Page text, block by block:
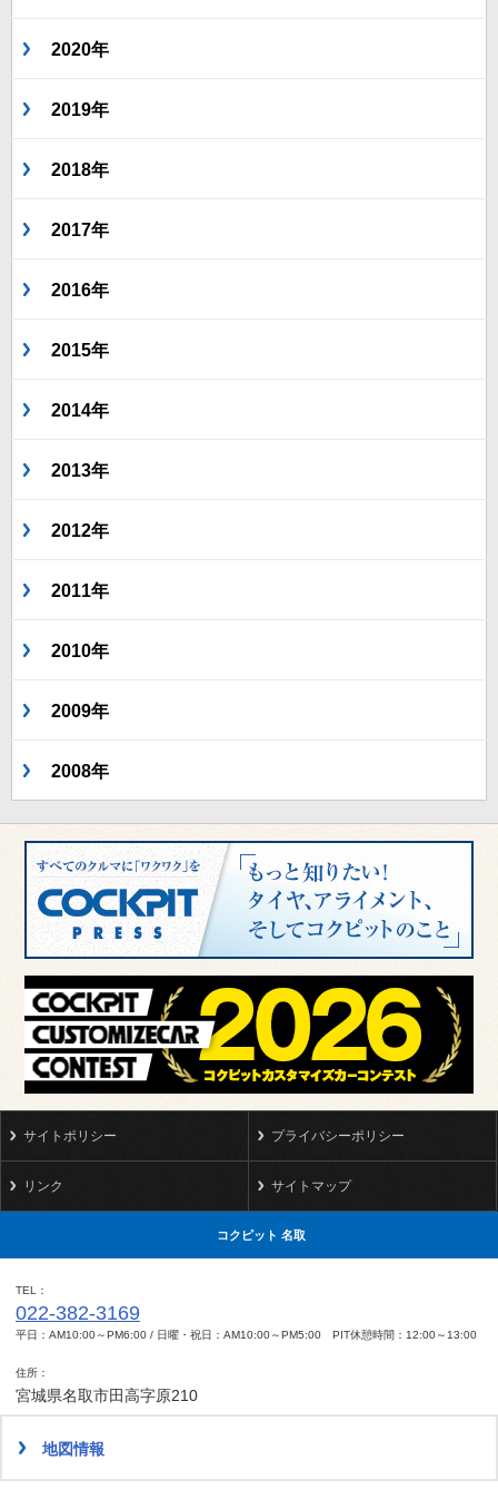
2020年
2019年
2018年
2017年
2016年
2015年
2014年
2013年
2012年
2011年
2010年
2009年
2008年
サイトポリシー プライバシーポリシー
リンク サイトマップ
コクピット 名取
TEL
022-382-3169
平日：AM10:00～PM6:00 / 日曜・祝日：AM10:00～PM5:00 PIT休憩時間：12:00～13:00
住所
宮城県名取市田高字原210
地図情報